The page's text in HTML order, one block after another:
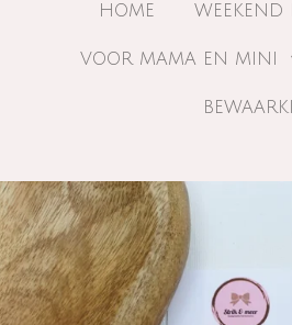
HOME WEEKEND
VOOR MAMA EN MINI